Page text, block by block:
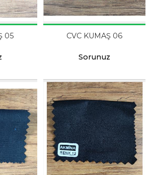
05 CVC KUMAŞ 06
Sorunuz